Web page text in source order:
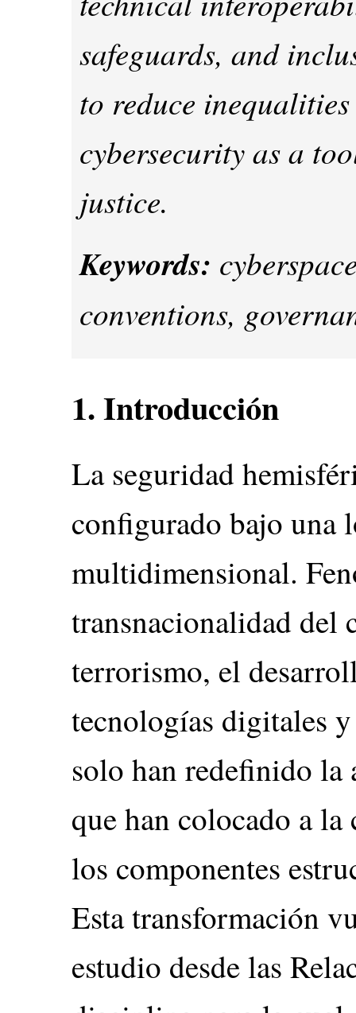
safeguards, and
to reduce
cybersecurity as a
justice.
Keywords:
conventions,
1. Introducción
La seguridad
configurado bajo una
multidimensional.
transnacionalidad del
terrorismo, el
tecnologías digitales
solo han redefinido la
que han colocado a
los componentes
Esta transformación
estudio desde las